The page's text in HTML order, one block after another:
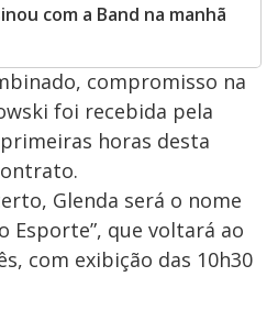
com a Band na manhã
compromisso na
foi recebida pela
horas desta
Glenda será o nome
Esporte”, que voltará ao
com exibição das 10h30